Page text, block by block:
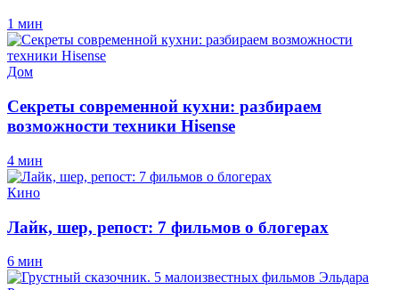
1 мин
Дом
Секреты современной кухни: разбираем
возможности техники Hisense
4 мин
Кино
Лайк, шер, репост: 7 фильмов о блогерах
6 мин